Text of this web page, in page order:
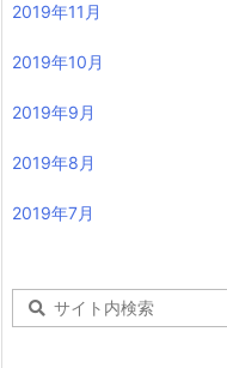
2019年11月
2019年10月
2019年9月
2019年8月
2019年7月